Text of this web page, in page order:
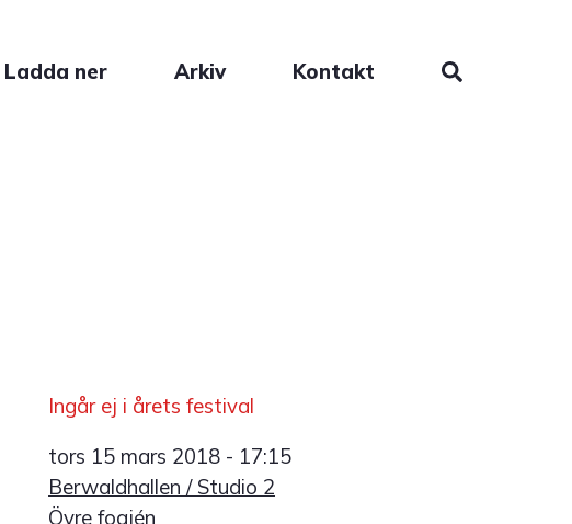
Ladda ner Arkiv Kontakt
Ingår ej i årets festival
tors 15 mars 2018 - 17:15
Berwaldhallen / Studio 2
Övre foajén